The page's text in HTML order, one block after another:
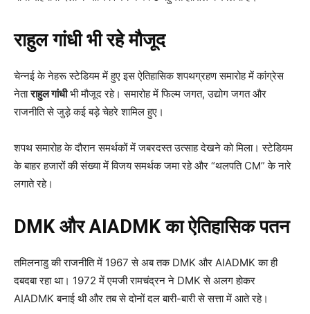
राहुल गांधी भी रहे मौजूद
चेन्नई के नेहरू स्टेडियम में हुए इस ऐतिहासिक शपथग्रहण समारोह में कांग्रेस
नेताराहुल गांधीभी मौजूद रहे। समारोह में फिल्म जगत, उद्योग जगत और
राजनीति से जुड़े कई बड़े चेहरे शामिल हुए।
शपथ समारोह के दौरान समर्थकों में जबरदस्त उत्साह देखने को मिला। स्टेडियम
के बाहर हजारों की संख्या में विजय समर्थक जमा रहे और “थलपति CM” के नारे
लगाते रहे।
DMK और AIADMK का ऐतिहासिक पतन
तमिलनाडु की राजनीति में 1967 से अब तक DMK और AIADMK का ही
दबदबा रहा था। 1972 में एमजी रामचंद्रन ने DMK से अलग होकर
AIADMK बनाई थी और तब से दोनों दल बारी-बारी से सत्ता में आते रहे।